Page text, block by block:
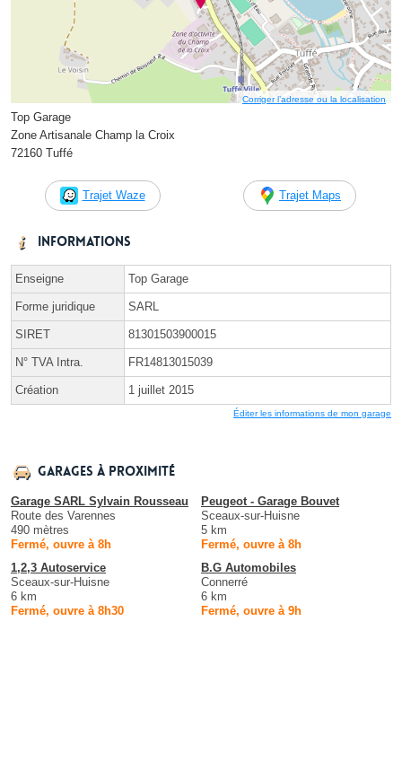
Corriger l’adresse ou la localisation
Top Garage
Zone Artisanale Champ la Croix
72160 Tuffé
Trajet Waze Trajet Maps
Informations
Enseigne Top Garage
Forme juridique SARL
SIRET 81301503900015
N° TVA Intra. FR14813015039
Création 1 juillet 2015
Éditer les informations de mon garage
Garages à proximité
Garage SARL Sylvain Rousseau
Route des Varennes
490 mètres
Fermé, ouvre à 8h
Peugeot - Garage Bouvet
Sceaux-sur-Huisne
5 km
Fermé, ouvre à 8h
1,2,3 Autoservice
Sceaux-sur-Huisne
6 km
Fermé, ouvre à 8h30
B.G Automobiles
Connerré
6 km
Fermé, ouvre à 9h